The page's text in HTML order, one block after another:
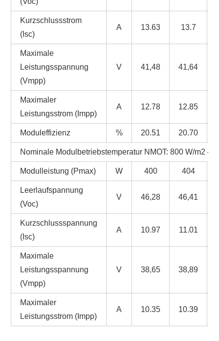
Kurzschlussstrom
(Isc)
A 13.63 13.7
Maximale
Leistungsspannung
(Vmpp)
V 41,48 41,64
Maximaler
Leistungsstrom (Impp)
A 12.78 12.85
Moduleffizienz % 20.51 20.70
Nominale Modulbetriebstemperatur NMOT: 800 W/m2 –
Modulleistung (Pmax) W 400 404
Leerlaufspannung
(Voc)
V 46,28 46,41
Kurzschlussspannung
(Isc)
A 10.97 11.01
Maximale
Leistungsspannung
(Vmpp)
V 38,65 38,89
Maximaler
Leistungsstrom (Impp)
A 10.35 10.39